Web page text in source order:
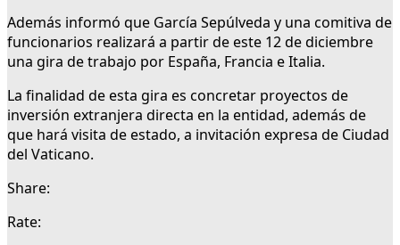
Además informó que García Sepúlveda y una comitiva de
funcionarios realizará a partir de este 12 de diciembre
una gira de trabajo por España, Francia e Italia.
La finalidad de esta gira es concretar proyectos de
inversión extranjera directa en la entidad, además de
que hará visita de estado, a invitación expresa de Ciudad
del Vaticano.
Share:
Rate: